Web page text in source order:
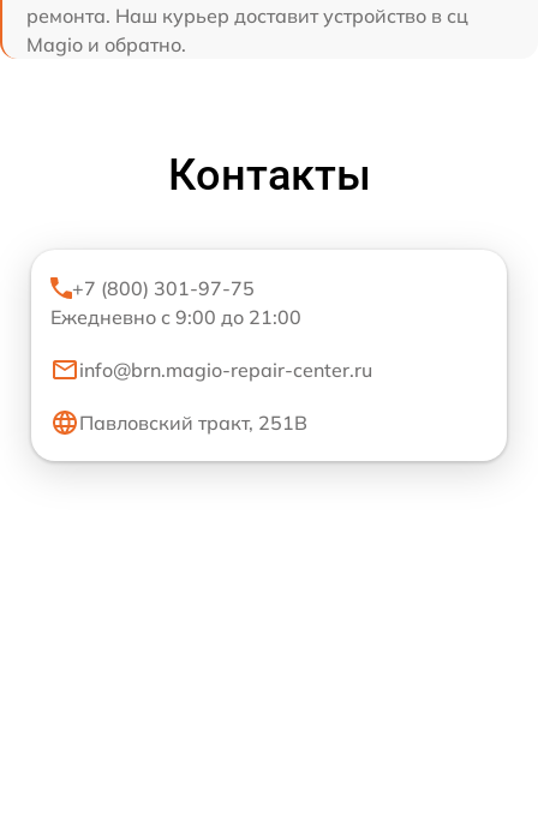
ремонта. Наш курьер доставит устройство в сц
Magio и обратно.
Контакты
+7 (800) 301-97-75
Ежедневно с 9:00 до 21:00
info@brn.magio-repair-center.ru
Павловский тракт, 251В